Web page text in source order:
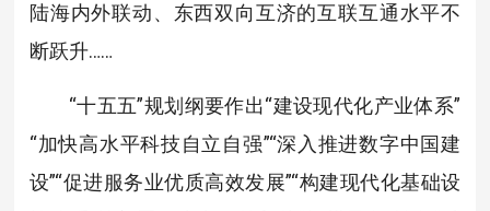
陆海内外联动、东西双向互济的互联互通水平不
断跃升……
“十五五”规划纲要作出“建设现代化产业体系”
“加快高水平科技自立自强”“深入推进数字中国建
设”“促进服务业优质高效发展”“构建现代化基础设